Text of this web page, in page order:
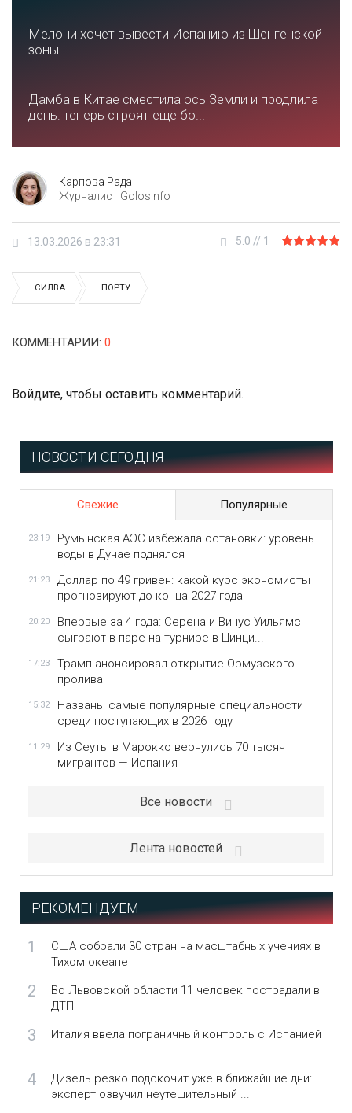
Мелони хочет вывести Испанию из Шенгенской
зоны
Дамба в Китае сместила ось Земли и продлила
день: теперь строят еще бо...
Карпова Рада
Журналист GolosInfo
13.03.2026 в 23:31 5.0 // 1
СИЛВА ПОРТУ
КОММЕНТАРИИ: 0
Войдите, чтобы оставить комментарий.
НОВОСТИ СЕГОДНЯ
Свежие Популярные
23:19
Румынская АЭС избежала остановки: уровень
воды в Дунае поднялся
21:23
Доллар по 49 гривен: какой курс экономисты
прогнозируют до конца 2027 года
20:20
Впервые за 4 года: Серена и Винус Уильямс
сыграют в паре на турнире в Цинци...
17:23
Трамп анонсировал открытие Ормузского
пролива
15:32
Названы самые популярные специальности
среди поступающих в 2026 году
11:29
Из Сеуты в Марокко вернулись 70 тысяч
мигрантов — Испания
Все новости
Лента новостей
РЕКОМЕНДУЕМ
1
США собрали 30 стран на масштабных учениях в
Тихом океане
2
Во Львовской области 11 человек пострадали в
ДТП
3 Италия ввела пограничный контроль с Испанией
4
Дизель резко подскочит уже в ближайшие дни:
эксперт озвучил неутешительный ...